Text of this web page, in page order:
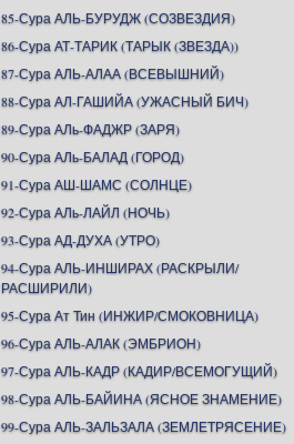
85-Сура АЛЬ-БУРУДЖ (СОЗВЕЗДИЯ)
86-Сура АТ-ТАРИК (ТАРЫК (ЗВЕЗДА))
87-Сура АЛЬ-АЛАА (ВСЕВЫШНИЙ)
88-Сура АЛ-ГАШИЙА (УЖАСНЫЙ БИЧ)
89-Сура АЛь-ФАДЖР (ЗАРЯ)
90-Сура АЛь-БАЛАД (ГОРОД)
91-Сура АШ-ШАМС (СОЛНЦЕ)
92-Сура АЛь-ЛАЙЛ (НОЧЬ)
93-Сура АД-ДУХА (УТРО)
94-Сура АЛЬ-ИНШИРАХ (РАСКРЫЛИ/
РАСШИРИЛИ)
95-Сура Ат Тин (ИНЖИР/СМОКОВНИЦА)
96-Сура АЛЬ-АЛАК (ЭМБРИОН)
97-Сура АЛЬ-КАДР (КАДИР/ВСЕМОГУЩИЙ)
98-Сура АЛЬ-БАЙИНА (ЯСНОЕ ЗНАМЕНИЕ)
99-Сура АЛЬ-ЗАЛЬЗАЛА (ЗЕМЛЕТРЯСЕНИЕ)